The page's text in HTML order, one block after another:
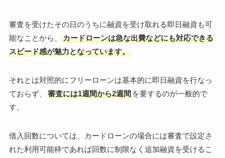
審査を受けたその日のうちに融資を受け取れる即日融資も可
能なことから、
カードローンは急な出費などにも対応できる
スピード感が魅力となっています。
それとは対照的にフリーローンは基本的に即日融資を行なっ
ておらず、
審査には1週間から2週間を要するのが一般的で
す。
借入回数については、カードローンの場合には審査で設定さ
れた利用可能枠であれば回数に制限なく追加融資を受けるこ